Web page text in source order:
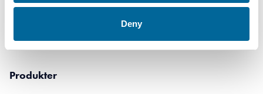
Deny
Produkter